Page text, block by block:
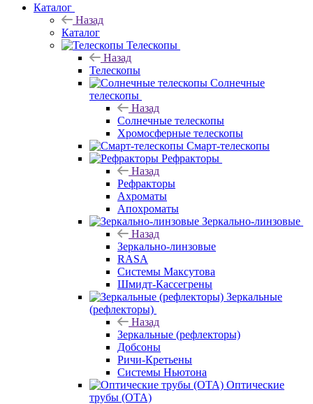
Каталог
Назад
Каталог
Телескопы
Назад
Телескопы
Солнечные
телескопы
Назад
Солнечные телескопы
Хромосферные телескопы
Смарт-телескопы
Рефракторы
Назад
Рефракторы
Ахроматы
Апохроматы
Зеркально-линзовые
Назад
Зеркально-линзовые
RASA
Системы Максутова
Шмидт-Кассегрены
Зеркальные
(рефлекторы)
Назад
Зеркальные (рефлекторы)
Добсоны
Ричи-Кретьены
Системы Ньютона
Оптические
трубы (OTA)